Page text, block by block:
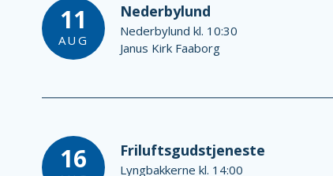
11
AUG
Nederbylund
Nederbylund kl. 10:30
Janus Kirk Faaborg
16 Friluftsgudstjeneste
Lyngbakkerne kl. 14:00